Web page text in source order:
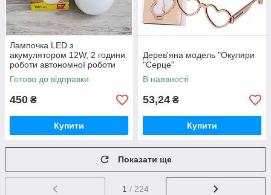
Лампочка LED з
акумулятором 12W, 2 години
роботи автономної роботи
без світла, Е27, ALMINA DL-
2024 /
Готово до відправки
450 ₴
Купити
Дерев'яна модель "Окуляри
"Серце"
В наявності
53,24 ₴
Купити
Показати ще
1 / 224